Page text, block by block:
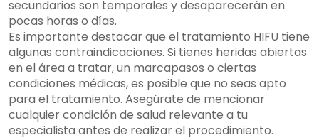
secundarios son temporales y desaparecerán en
pocas horas o días.
Es importante destacar que el tratamiento HIFU tiene
algunas contraindicaciones. Si tienes heridas abiertas
en el área a tratar, un marcapasos o ciertas
condiciones médicas, es posible que no seas apto
para el tratamiento. Asegúrate de mencionar
cualquier condición de salud relevante a tu
especialista antes de realizar el procedimiento.